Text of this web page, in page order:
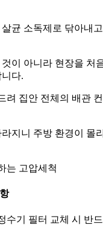
균 소독제로 닦아내고
이 아니라 현장을 처
다.
려 집안 전체의 배관
지니 주방 환경이 몰
는 고압세척
수기 필터 교체 시 반